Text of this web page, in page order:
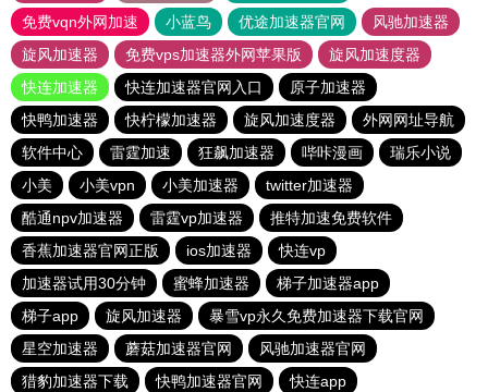
免费vqn外网加速
小蓝鸟 优途加速器官网
风驰加速器
旋风加速器
免费vps加速器外网苹果版
旋风加速度器
快连加速器
快连加速器官网入口
原子加速器
快鸭加速器
快柠檬加速器 旋风加速度器
外网网址导航
软件中心
雷霆加速 狂飙加速器 哔咔漫画
瑞乐小说
小美
小美vpn 小美加速器
twitter加速器
酷通npv加速器
雷霆vp加速器
推特加速免费软件
香蕉加速器官网正版
ios加速器
快连vp
加速器试用30分钟
蜜蜂加速器
梯子加速器app
梯子app
旋风加速器
暴雪vp永久免费加速器下载官网
星空加速器
蘑菇加速器官网
风驰加速器官网
猎豹加速器下载
快鸭加速器官网 快连app